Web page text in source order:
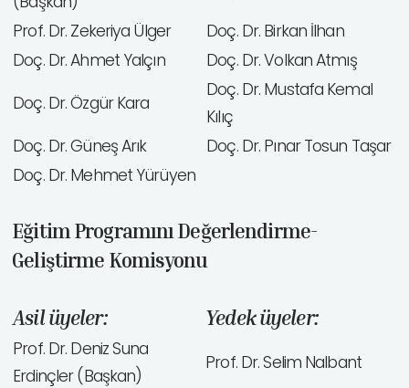
Prof. Dr. Zekeriya Ülger
Doç. Dr. Birkan İlhan
Doç. Dr. Ahmet Yalçın
Doç. Dr. Volkan Atmış
Doç. Dr. Özgür Kara
Doç. Dr. Mustafa Kemal
Kılıç
Doç. Dr. Güneş Arık
Doç. Dr. Pınar Tosun Taşar
Doç. Dr. Mehmet Yürüyen
Eğitim Programını Değerlendirme-
Geliştirme Komisyonu
Asil üyeler: Yedek üyeler:
Prof. Dr. Deniz Suna
Erdinçler (Başkan)
Prof. Dr. Selim Nalbant